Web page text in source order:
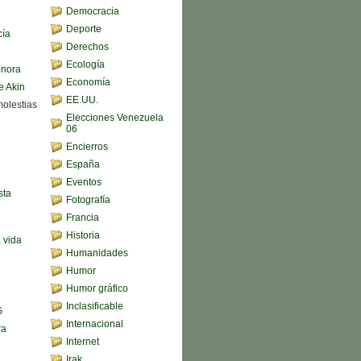
Akin
vida
Democracia
Deporte
Derechos
Ecología
Economía
EE.UU.
Elecciones Venezuela
06
Encierros
España
Eventos
Fotografía
Francia
Historia
Humanidades
Humor
Humor gráfico
Inclasificable
Internacional
Internet